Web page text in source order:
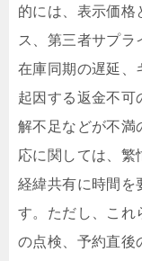
的には、表示価格
ス、第三者サプラ
在庫同期の遅延、
起因する返金不可
解不足などが不満
応に関しては、繁
経緯共有に時間を
す。ただし、これ
の点検、予約直後